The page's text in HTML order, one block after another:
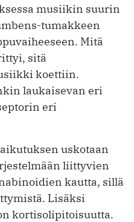
musiikin suurin
tumakkeen
Mitä
sitä
koettiin.
laukaisevan eri
eri
uskotaan
liittyvien
kautta, sillä
Lisäksi
kortisolipitoisuutta.